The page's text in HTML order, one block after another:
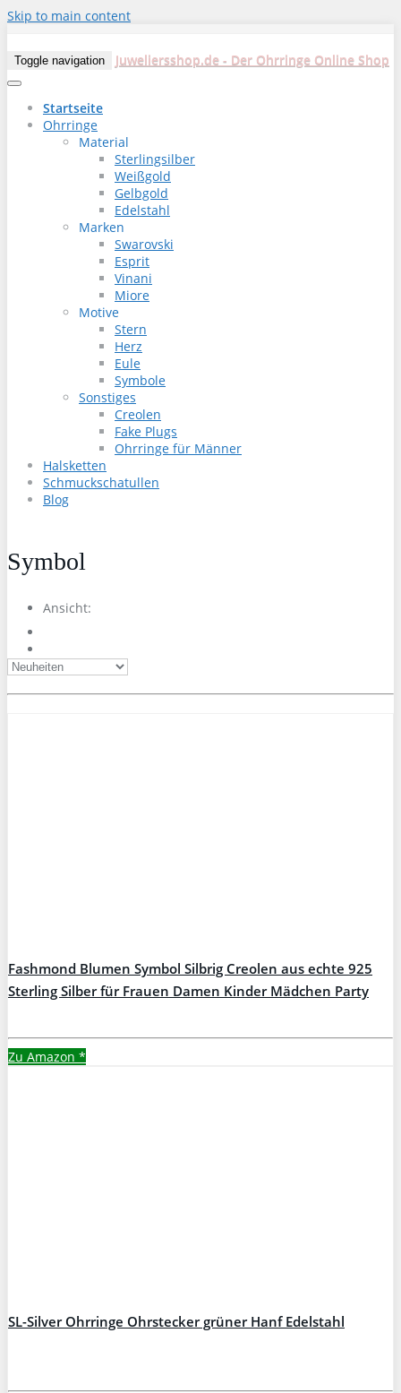
Skip to main content
Toggle navigation Juweliersshop.de - Der Ohrringe Online Shop
Startseite
Ohrringe
Material
Sterlingsilber
Weißgold
Gelbgold
Edelstahl
Marken
Swarovski
Esprit
Vinani
Miore
Motive
Stern
Herz
Eule
Symbole
Sonstiges
Creolen
Fake Plugs
Ohrringe für Männer
Halsketten
Schmuckschatullen
Blog
Symbol
Ansicht:
Fashmond Blumen Symbol Silbrig Creolen aus echte 925
Sterling Silber für Frauen Damen Kinder Mädchen Party
Zu Amazon *
SL-Silver Ohrringe Ohrstecker grüner Hanf Edelstahl